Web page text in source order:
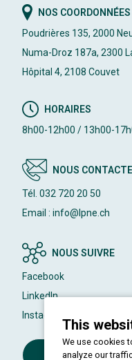
This
We use cookies
analyze our
NOS COORDONNÉES
Poudrières 135, 2000
Numa-Droz 187a, 2300
Hôpital 4, 2108 Couvet
HORAIRES
8h00-12h00 / 13h00-
NOUS
Tél. 032 720 20 50
Email : info@lpne.ch
NOUS SUIVRE
Facebook
LinkedIn
Instagram